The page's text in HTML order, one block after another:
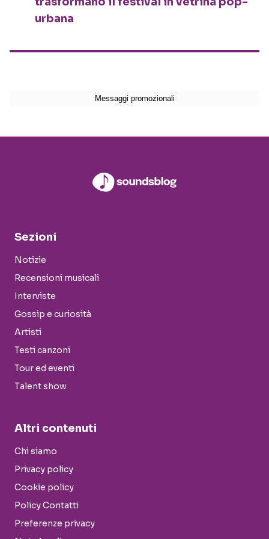
urbana
Sezioni
Notizie
Recensioni musicali
Interviste
Gossip e curiosità
Artisti
Testi canzoni
Tour ed eventi
Talent show
Altri contenuti
Chi siamo
Privacy policy
Cookie policy
Policy Contatti
Preferenze privacy